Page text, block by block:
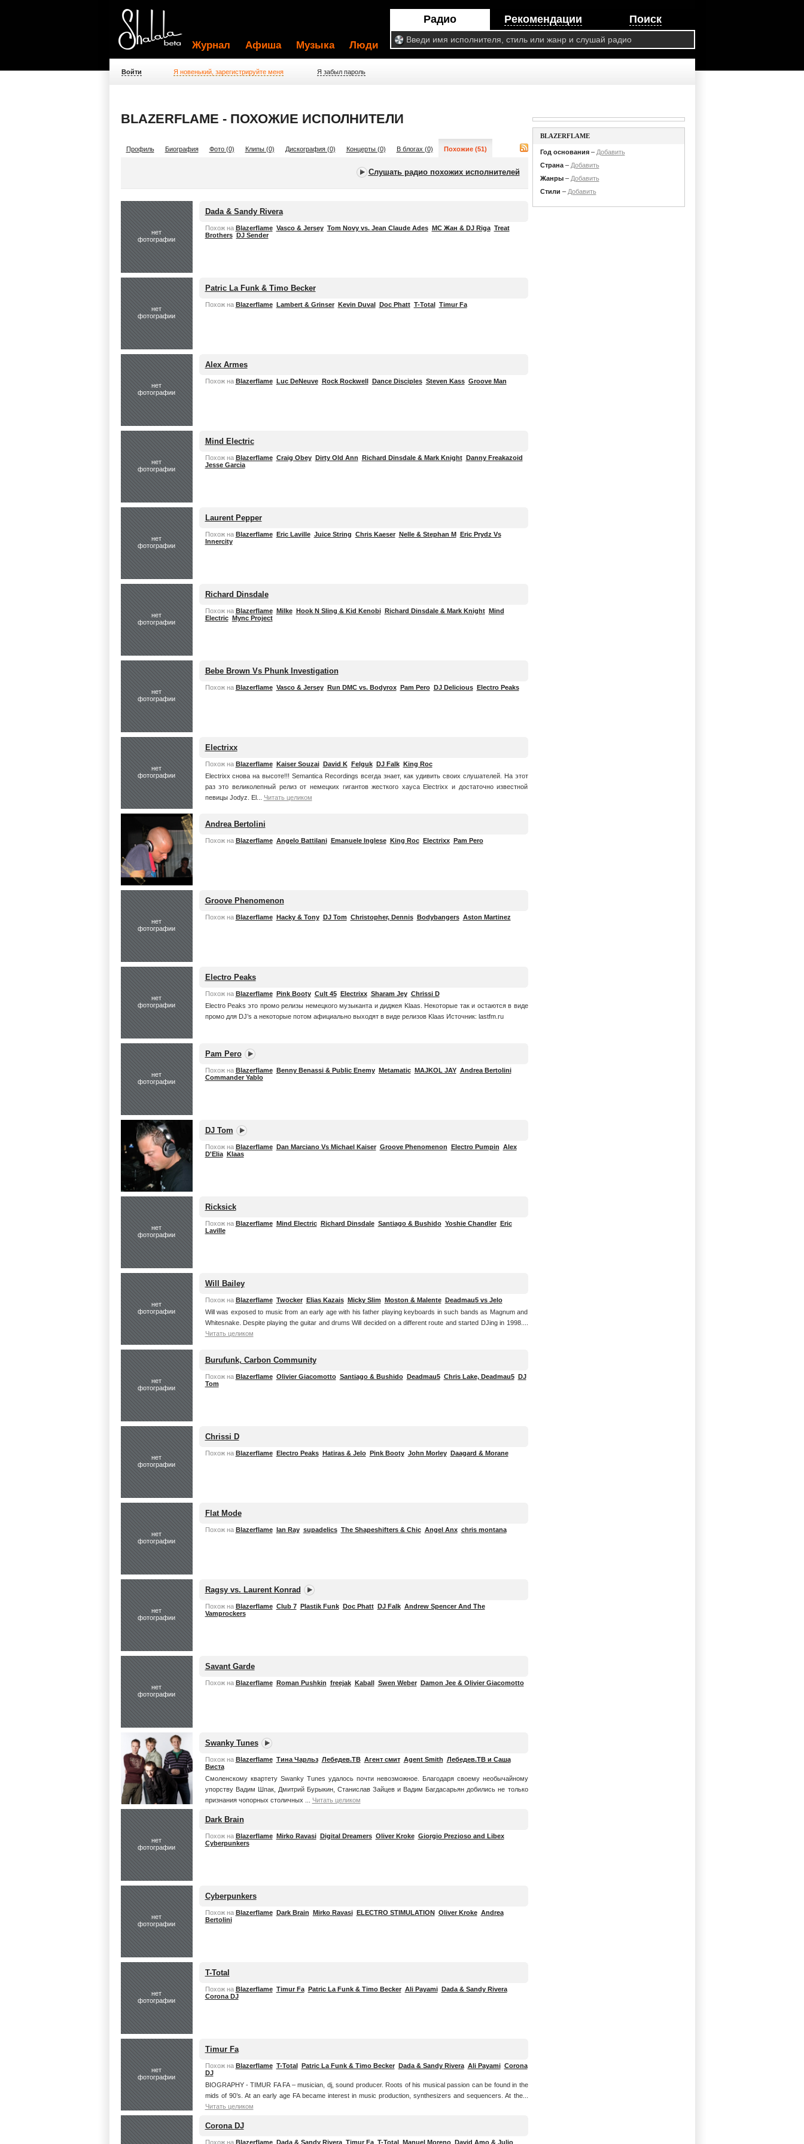
Радио Рекомендации Поиск
Журнал Афиша Музыка Люди
Войти Я новенький, зарегистрируйте меня Я забыл пароль
BLAZERFLAME - ПОХОЖИЕ ИСПОЛНИТЕЛИ
Профиль Биография Фото (0) Клипы (0) Дискография (0) Концерты (0) В блогах (0) Похожие (51)
Слушать радио похожих исполнителей
нет
фотографии
Dada & Sandy Rivera
Похож на Blazerflame Vasco & Jersey Tom Novy vs. Jean Claude Ades MC Жан & DJ Riga Treat
Brothers DJ Sender
нет
фотографии
Patric La Funk & Timo Becker
Похож на Blazerflame Lambert & Grinser Kevin Duval Doc Phatt T-Total Timur Fa
нет
фотографии
Alex Armes
Похож на Blazerflame Luc DeNeuve Rock Rockwell Dance Disciples Steven Kass Groove Man
нет
фотографии
Mind Electric
Похож на Blazerflame Craig Obey Dirty Old Ann Richard Dinsdale & Mark Knight Danny Freakazoid
Jesse Garcia
нет
фотографии
Laurent Pepper
Похож на Blazerflame Eric Laville Juice String Chris Kaeser Nelle & Stephan M Eric Prydz Vs
Innercity
нет
фотографии
Richard Dinsdale
Похож на Blazerflame Milke Hook N Sling & Kid Kenobi Richard Dinsdale & Mark Knight Mind
Electric Mync Project
нет
фотографии
Bebe Brown Vs Phunk Investigation
Похож на Blazerflame Vasco & Jersey Run DMC vs. Bodyrox Pam Pero DJ Delicious Electro Peaks
нет
фотографии
Electrixx
Похож на Blazerflame Kaiser Souzai David K Felguk DJ Falk King Roc
Electrixx снова на высоте!!! Semantica Recordings всегда знает, как удивить своих слушателей. На этот
раз это великолепный релиз от немецких гигантов жесткого хауса Electrixx и достаточно известной
певицы Jodyz. El...
Читать целиком
Andrea Bertolini
Похож на Blazerflame Angelo Battilani Emanuele Inglese King Roc Electrixx Pam Pero
нет
фотографии
Groove Phenomenon
Похож на Blazerflame Hacky & Tony DJ Tom Christopher, Dennis Bodybangers Aston Martinez
нет
фотографии
Electro Peaks
Похож на Blazerflame Pink Booty Cult 45 Electrixx Sharam Jey Chrissi D
Electro Peaks это промо релизы немецкого музыканта и диджея Klaas. Некоторые так и остаются в виде
промо для DJ’s а некоторые потом афициально выходят в виде релизов Klaas Источник: lastfm.ru
нет
фотографии
Pam Pero
Похож на Blazerflame Benny Benassi & Public Enemy Metamatic MAJKOL JAY Andrea Bertolini
Commander Yablo
DJ Tom
Похож на Blazerflame Dan Marciano Vs Michael Kaiser Groove Phenomenon Electro Pumpin Alex
D'Elia Klaas
нет
фотографии
Ricksick
Похож на Blazerflame Mind Electric Richard Dinsdale Santiago & Bushido Yoshie Chandler Eric
Laville
нет
фотографии
Will Bailey
Похож на Blazerflame Twocker Elias Kazais Micky Slim Moston & Malente Deadmau5 vs Jelo
Will was exposed to music from an early age with his father playing keyboards in such bands as Magnum and
Whitesnake. Despite playing the guitar and drums Will decided on a different route and started DJing in 1998....
Читать целиком
нет
фотографии
Burufunk, Carbon Community
Похож на Blazerflame Olivier Giacomotto Santiago & Bushido Deadmau5 Chris Lake, Deadmau5 DJ
Tom
нет
фотографии
Chrissi D
Похож на Blazerflame Electro Peaks Hatiras & Jelo Pink Booty John Morley Daagard & Morane
нет
фотографии
Flat Mode
Похож на Blazerflame Ian Ray supadelics The Shapeshifters & Chic Angel Anx chris montana
нет
фотографии
Ragsy vs. Laurent Konrad
Похож на Blazerflame Club 7 Plastik Funk Doc Phatt DJ Falk Andrew Spencer And The
Vamprockers
нет
фотографии
Savant Garde
Похож на Blazerflame Roman Pushkin freejak Kaball Swen Weber Damon Jee & Olivier Giacomotto
Swanky Tunes
Похож на Blazerflame Тина Чарльз Лебедев.ТВ Агент смит Agent Smith Лебедев.ТВ и Саша
Виста
Смоленскому квартету Swanky Tunes удалось почти невозможное. Благодаря своему необычайному
упорству Вадим Шпак, Дмитрий Бурыкин, Станислав Зайцев и Вадим Багдасарьян добились не только
признания чопорных столичных ...
Читать целиком
нет
фотографии
Dark Brain
Похож на Blazerflame Mirko Ravasi Digital Dreamers Oliver Kroke Giorgio Prezioso and Libex
Cyberpunkers
нет
фотографии
Cyberpunkers
Похож на Blazerflame Dark Brain Mirko Ravasi ELECTRO STIMULATION Oliver Kroke Andrea
Bertolini
нет
фотографии
T-Total
Похож на Blazerflame Timur Fa Patric La Funk & Timo Becker Ali Payami Dada & Sandy Rivera
Corona DJ
нет
фотографии
Timur Fa
Похож на Blazerflame T-Total Patric La Funk & Timo Becker Dada & Sandy Rivera Ali Payami Corona
DJ
BIOGRAPHY - TIMUR FA FA – musician, dj, sound producer. Roots of his musical passion can be found in the
mids of 90’s. At an early age FA became interest in music production, synthesizers and sequencers. At the...
Читать целиком
Corona DJ
Похож на Blazerflame Dada & Sandy Rivera Timur Fa T-Total Manuel Moreno David Amo & Julio
BLAZERFLAME
Год основания– Добавить
Страна– Добавить
Жанры– Добавить
Стили – Добавить